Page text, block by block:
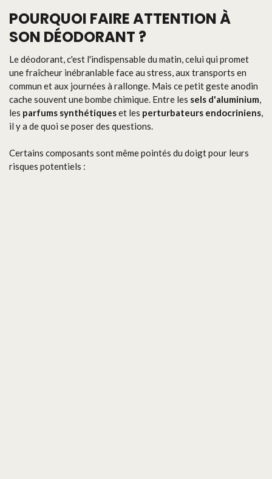
POURQUOI FAIRE ATTENTION À
SON DÉODORANT ?
Le déodorant, c'est l'indispensable du matin, celui qui promet
une fraîcheur inébranlable face au stress, aux transports en
commun et aux journées à rallonge. Mais ce petit geste anodin
cache souvent une bombe chimique. Entre les sels d'aluminium,
les parfums synthétiqueset les perturbateurs endocriniens,
il y a de quoi se poser des questions.
Certains composants sont même pointés du doigt pour leurs
risques potentiels :